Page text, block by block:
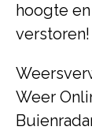
hoogte
verstoren!
Weer